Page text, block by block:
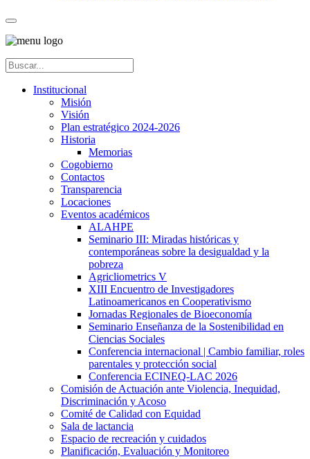
Institucional
Misión
Visión
Plan estratégico 2024-2026
Historia
Memorias
Cogobierno
Contactos
Transparencia
Locaciones
Eventos académicos
ALAHPE
Seminario III: Miradas históricas y
contemporáneas sobre la desigualdad y la
pobreza
Agricliometrics V
XIII Encuentro de Investigadores
Latinoamericanos en Cooperativismo
Jornadas Regionales de Bioeconomía
Seminario Enseñanza de la Sostenibilidad en
Ciencias Sociales
Conferencia internacional | Cambio familiar, roles
parentales y protección social
Conferencia ECINEQ-LAC 2026
Comisión de Actuación ante Violencia, Inequidad,
Discriminación y Acoso
Comité de Calidad con Equidad
Sala de lactancia
Espacio de recreación y cuidados
Planificación, Evaluación y Monitoreo